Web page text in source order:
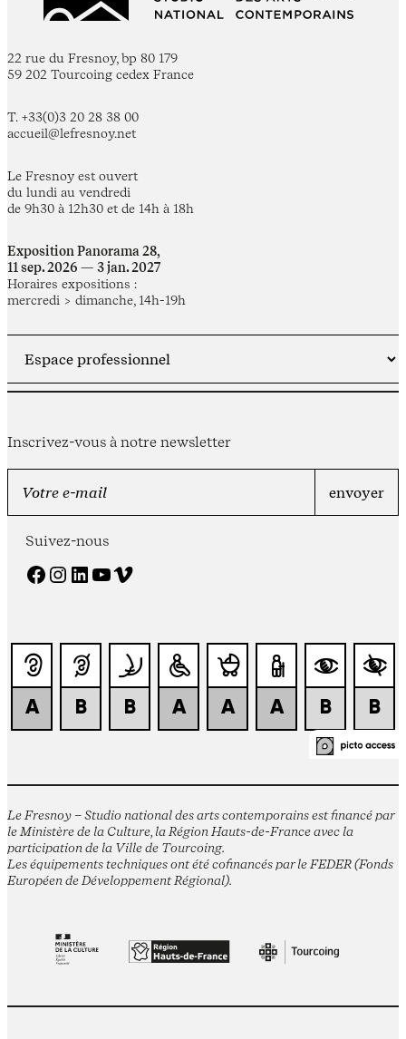
22 rue du Fresnoy, bp 80 179
59 202 Tourcoing cedex France
T. +33(0)3 20 28 38 00
accueil@lefresnoy.net
Le Fresnoy est ouvert
du lundi au vendredi
de 9h30 à 12h30 et de 14h à 18h
Exposition Panorama 28,
11 sep. 2026 — 3 jan. 2027
Horaires expositions :
mercredi > dimanche, 14h-19h
Inscrivez-vous à notre newsletter
Suivez-nous
Facebook Instagram LinkedIn YouTube Vimeo
Le Fresnoy – Studio national des arts contemporains est financé par
le Ministère de la Culture, la Région Hauts-de-France avec la
participation de la Ville de Tourcoing.
Les équipements techniques ont été cofinancés par le FEDER (Fonds
Européen de Développement Régional).